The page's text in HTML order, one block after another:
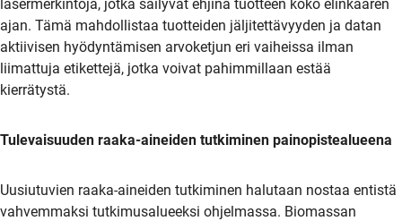
lasermerkintöjä, jotka säilyvät ehjinä tuotteen koko elinkaaren
ajan. Tämä mahdollistaa tuotteiden jäljitettävyyden ja datan
aktiivisen hyödyntämisen arvoketjun eri vaiheissa ilman
liimattuja etikettejä, jotka voivat pahimmillaan estää
kierrätystä.
Tulevaisuuden raaka-aineiden tutkiminen painopistealueena
Uusiutuvien raaka-aineiden tutkiminen halutaan nostaa entistä
vahvemmaksi tutkimusalueeksi ohjelmassa. Biomassan